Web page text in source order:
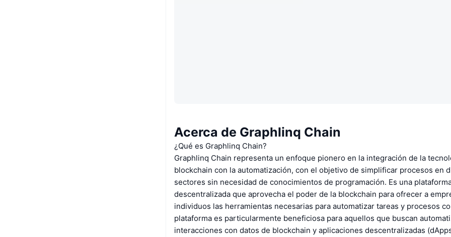
Acerca de Graphlinq Chain
¿Qué es Graphlinq Chain?
Graphlinq Chain representa un enfoque pionero en la integración de la
blockchain con la automatización, con el objetivo de simplificar procesos en
sectores sin necesidad de conocimientos de programación. Es una
descentralizada que aprovecha el poder de la blockchain para ofrecer a
individuos las herramientas necesarias para automatizar tareas y procesos
plataforma es particularmente beneficiosa para aquellos que buscan
interacciones con datos de blockchain y aplicaciones descentralizadas